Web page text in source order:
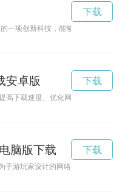
一项创新科技，能够帮助用户在网
下载
安卓版
高下载速度、优化网络连接的工具
下载
脑版下载
手游玩家设计的网络加速工具，能
下载